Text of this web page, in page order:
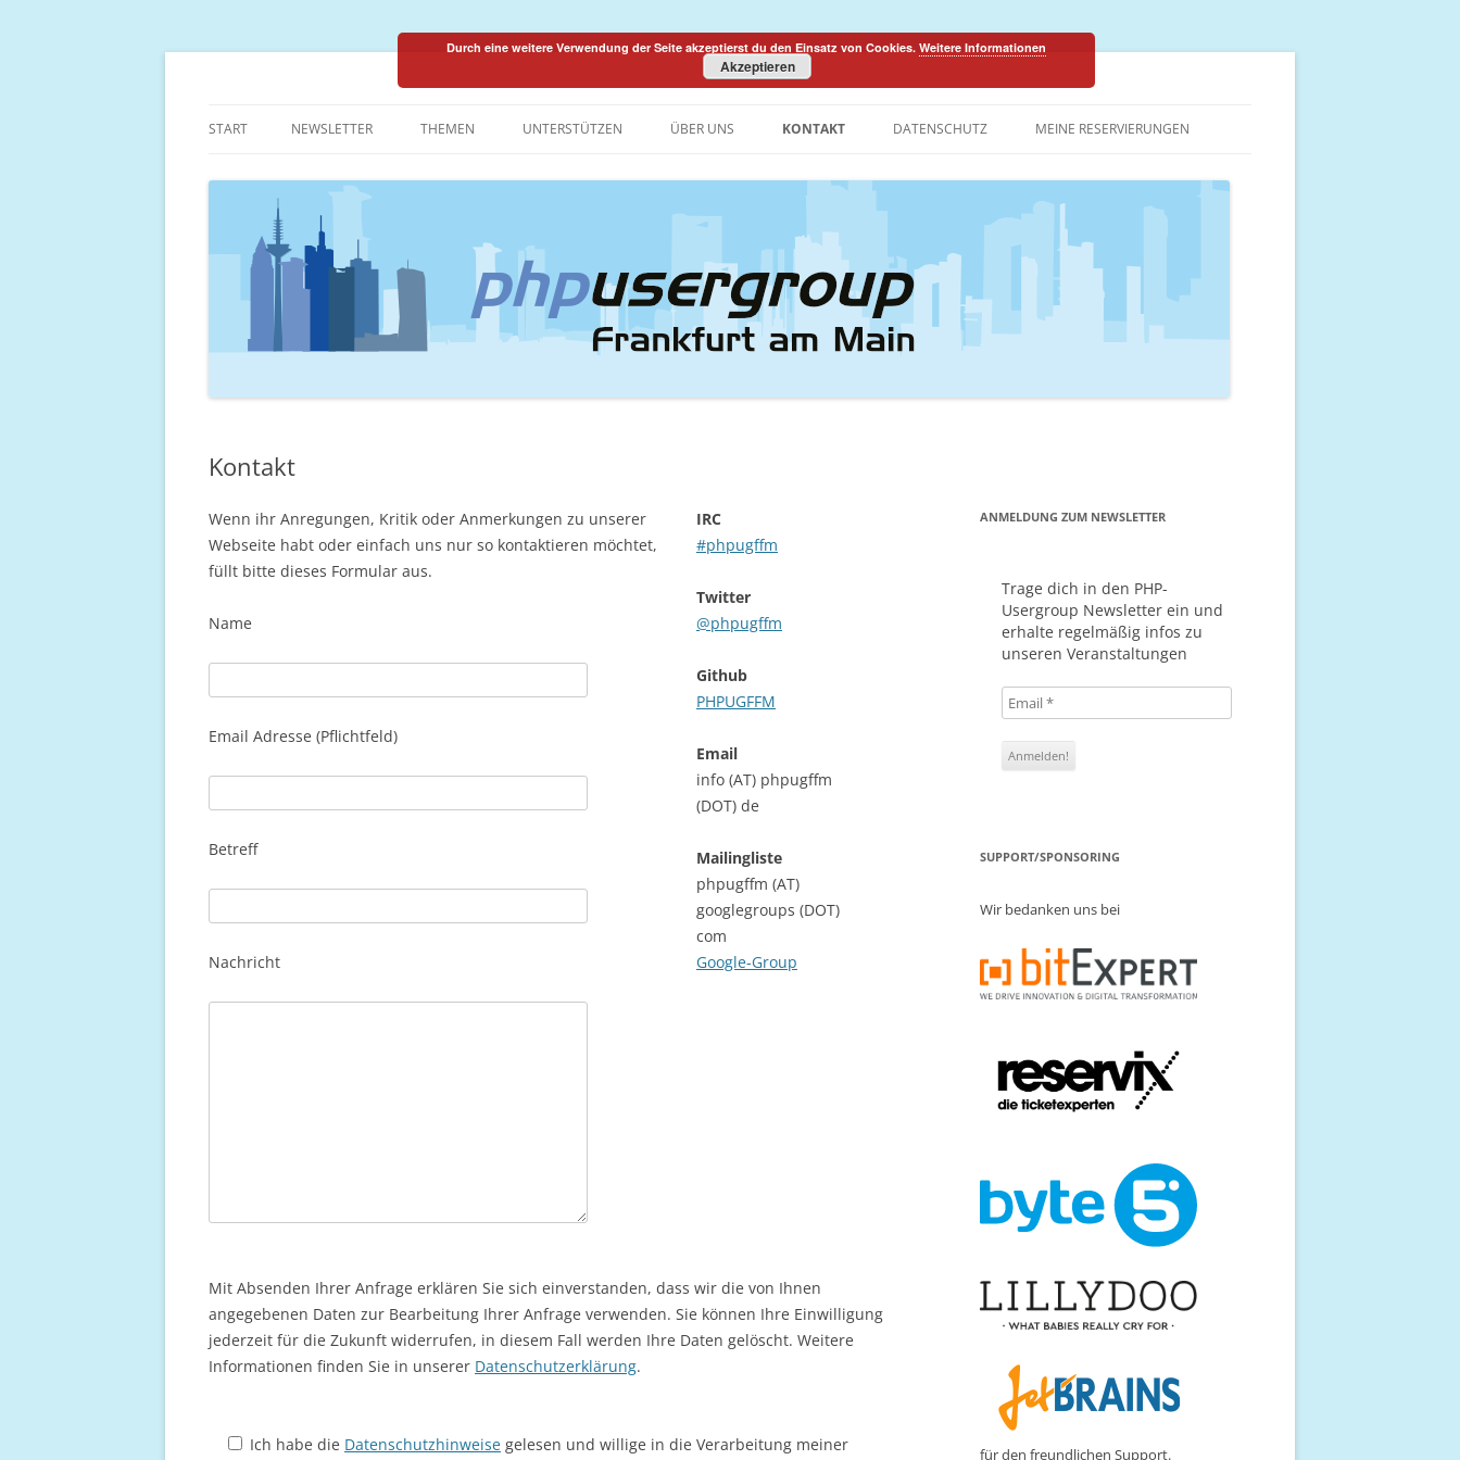
one programming language::one community
Inhalt
START NEWSLETTER THEMEN UNTERSTÜTZEN ÜBER UNS KONTAKT DATENSCHUTZ MEINE RESERVIERUNGEN
Kontakt
IRC
#phpugffm
Twitter
@phpugffm
Github
PHPUGFFM
Email
info (AT) phpugffm
(DOT) de
Mailingliste
phpugffm (AT)
googlegroups (DOT)
com
Google-Group
Wenn ihr Anregungen, Kritik oder Anmerkungen zu unserer
Webseite habt oder einfach uns nur so kontaktieren möchtet,
füllt bitte dieses Formular aus.
Name
Email Adresse (Pflichtfeld)
Please leave this field empty.
Betreff
Nachricht
Mit Absenden Ihrer Anfrage erklären Sie sich einverstanden, dass wir die von Ihnen
angegebenen Daten zur Bearbeitung Ihrer Anfrage verwenden. Sie können Ihre Einwilligung
jederzeit für die Zukunft widerrufen, in diesem Fall werden Ihre Daten gelöscht. Weitere
Informationen finden Sie in unserer Datenschutzerklärung.
Ich habe die Datenschutzhinweise gelesen und willige in die Verarbeitung meiner
ANMELDUNG ZUM NEWSLETTER
Trage dich in den PHP-
Usergroup Newsletter ein und
erhalte regelmäßig infos zu
unseren Veranstaltungen
SUPPORT/SPONSORING
Wir bedanken uns bei
für den freundlichen Support.
Durch eine weitere Verwendung der Seite akzeptierst du den Einsatz von Cookies. Weitere Informationen
Akzeptieren